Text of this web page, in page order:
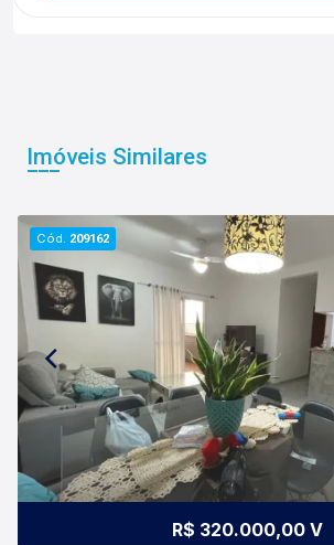
Imóveis Similares
Cód. 209162
R$ 320.000,00 V